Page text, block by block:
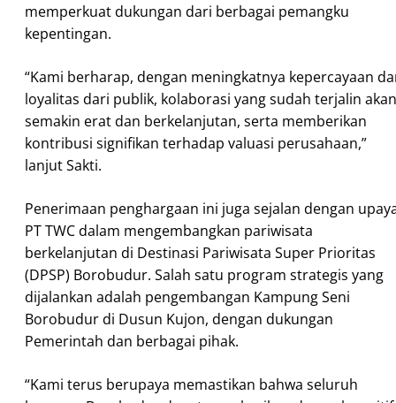
memperkuat dukungan dari berbagai pemangku
kepentingan.
“Kami berharap, dengan meningkatnya kepercayaan
loyalitas dari publik, kolaborasi yang sudah terjalin akan
semakin erat dan berkelanjutan, serta memberikan
kontribusi signifikan terhadap valuasi perusahaan,”
lanjut Sakti.
Penerimaan penghargaan ini juga sejalan dengan
PT TWC dalam mengembangkan pariwisata
berkelanjutan di Destinasi Pariwisata Super Prioritas
(DPSP) Borobudur. Salah satu program strategis yang
dijalankan adalah pengembangan Kampung Seni
Borobudur di Dusun Kujon, dengan dukungan
Pemerintah dan berbagai pihak.
“Kami terus berupaya memastikan bahwa seluruh